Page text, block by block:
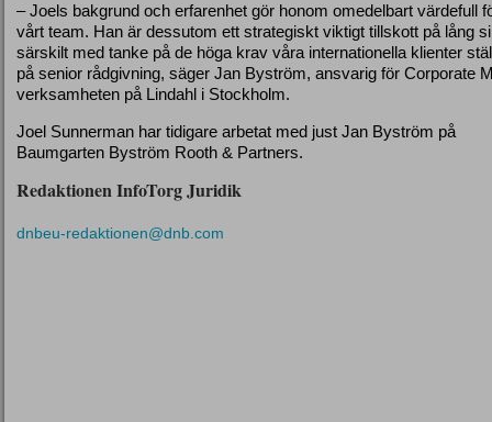
– Joels bakgrund och erfarenhet gör honom omedelbart värdefull
vårt team. Han är dessutom ett strategiskt viktigt tillskott på lång
särskilt med tanke på de höga krav våra internationella klienter
på senior rådgivning, säger Jan Byström, ansvarig för Corporate
verksamheten på Lindahl i Stockholm.
Joel Sunnerman har tidigare arbetat med just Jan Byström på
Baumgarten Byström Rooth & Partners.
Redaktionen InfoTorg Juridik
dnbeu-redaktionen@dnb.com